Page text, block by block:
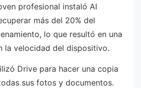
profesional instaló AI
más del 20% del
lo que resultó en una
la velocidad del dispositivo.
Drive para hacer una copia
sus fotos y documentos.